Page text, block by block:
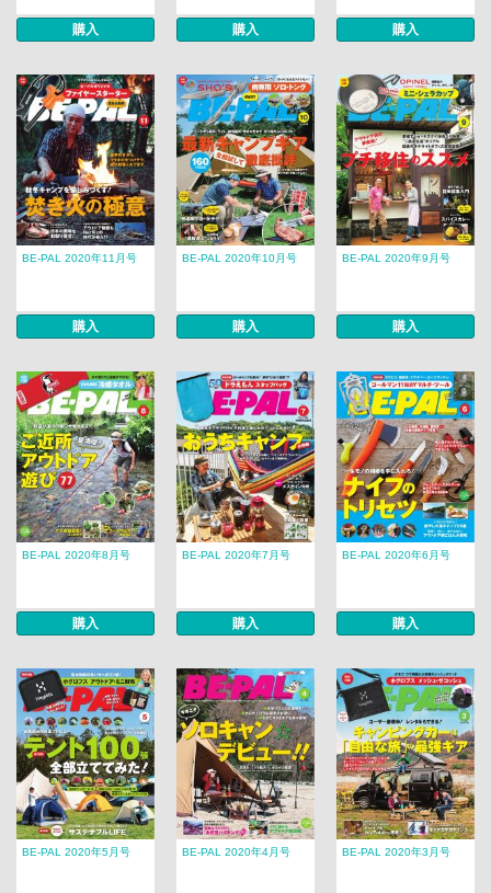
購入 購入 購入
BE-PAL 2020年11月号
購入
BE-PAL 2020年10月号
購入
BE-PAL 2020年9月号
購入
BE-PAL 2020年8月号
購入
BE-PAL 2020年7月号
購入
BE-PAL 2020年6月号
購入
BE-PAL 2020年5月号 BE-PAL 2020年4月号 BE-PAL 2020年3月号